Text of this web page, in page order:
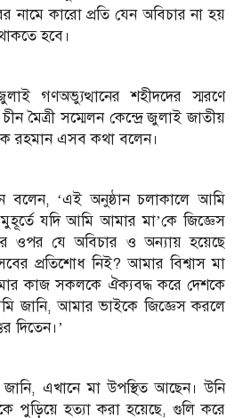
নামে কারো প্রতি যেন অবিচার না হয়
হবে।
গণঅভ্যুত্থানের শহীদদের স্মরণে
মৈত্রী সম্মেলন কেন্দ্রে জুলাই জাতীয়
রহমান এসব কথা বলেন।
বলেন, ‘এই অনুষ্ঠান চলাকালে আমি
যদি আমি আমার মা’কে জিজ্ঞেস
ওপর যে অবিচার ও অন্যায় হয়েছে
প্রতিশোধ নিই? আমার বিশ্বাস মা
কাজ সকলকে ঐক্যবদ্ধ করে দেশকে
জানি, আমার ভাইকে জিজ্ঞেস করলে
দিতেন।’
জানি, এখানে মা উপস্থিত আছেন। উনি
পুড়িয়ে হত্যা করা হয়েছে, গুলি করে